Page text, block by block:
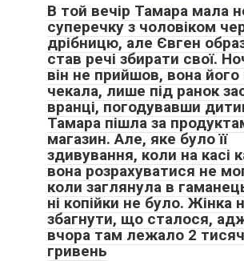
В той вечір Тамара мала
суперечку з чоловіком
дрібницю, але Євген
став речі збирати свої.
він не прийшов, вона його
чекала, лише під ранок
вранці, погодувавши
Тамара пішла за
магазин. Але, яке було її
здивування, коли на касі
вона розрахуватися не
коли заглянула в
ні копійки не було. Жінка
збагнути, що сталося,
вчора там лежало 2
гривень